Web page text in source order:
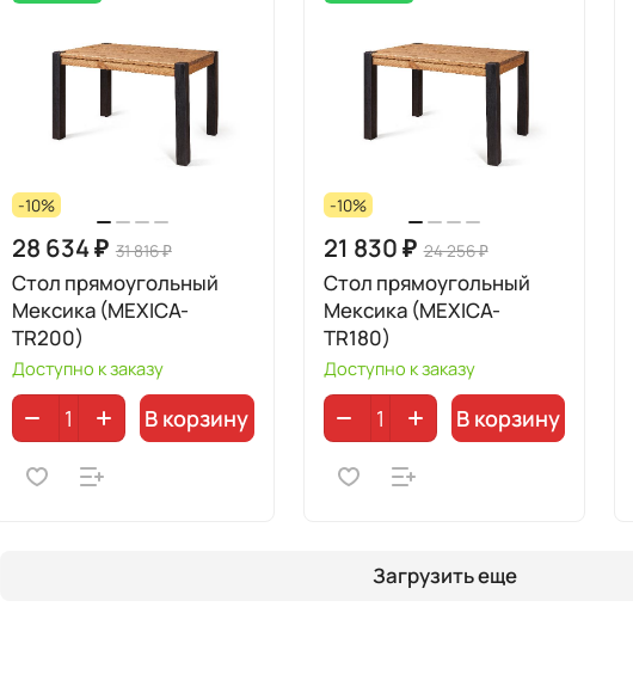
-10%
28 634 ₽ 31 816 ₽
Стол прямоугольный
Мексика (MEXICA-
TR200)
Доступно к заказу
В корзину
-10%
21 830 ₽ 24 256 ₽
Стол прямоугольный
Мексика (MEXICA-
TR180)
Доступно к заказу
В корзину
Загрузить еще